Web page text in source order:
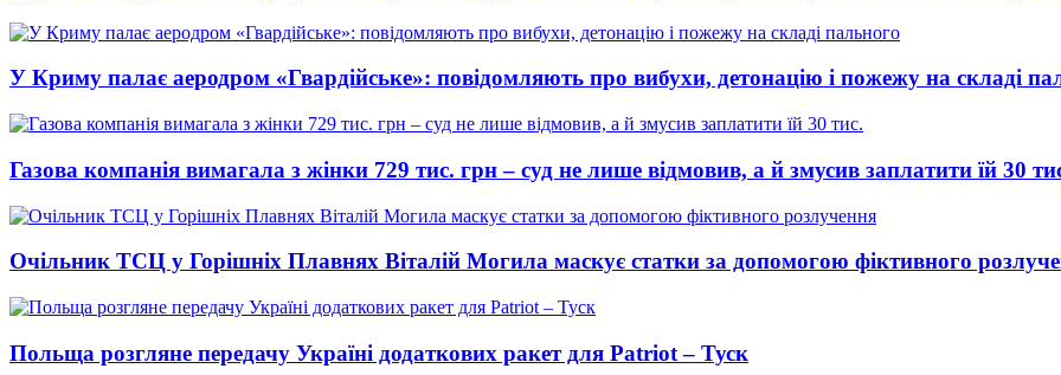
У Криму палає аеродром «Гвардійське»: повідомляють про вибухи, детонацію і пожежу на складі
Газова компанія вимагала з жінки 729 тис. грн – суд не лише відмовив, а й змусив заплатити їй 30
Очільник ТСЦ у Горішніх Плавнях Віталій Могила маскує статки за допомогою фіктивного
Польща розгляне передачу Україні додаткових ракет для Patriot – Туск